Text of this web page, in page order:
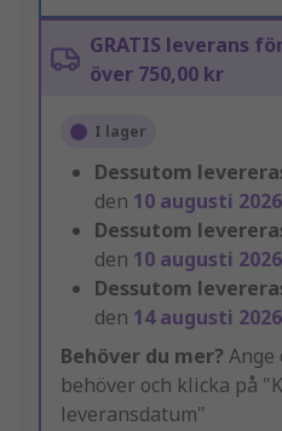
GRATIS leverans
över 750,00 kr
I lager
Dessutom
den 10 augusti 2026
Dessutom
den 10 augusti 2026
Dessutom
den 14 augusti 2026
Behöver du mer? Ange
behöver och klicka på
leveransdatum"